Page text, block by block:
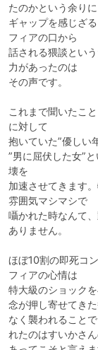
たのかという余り
ギャップを感じざ
フィアの口から
話される猥談とい
力があったのは
その声です。
これまで聞いたこ
に対して
抱いていた”優しい
”男に屈伏した女”
壊を
加速させてきます
雰囲気マシマシで
囁かれた時なんて
ありません。
ほぼ10割の即死コ
フィアの心情は
特大級のショック
念が押し寄せてき
なく襲われること
れたのはすいかさ